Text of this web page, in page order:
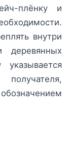
плёнку и
внутри